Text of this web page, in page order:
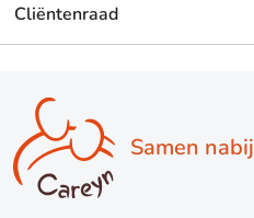
Cliëntenraad
Samen nabij